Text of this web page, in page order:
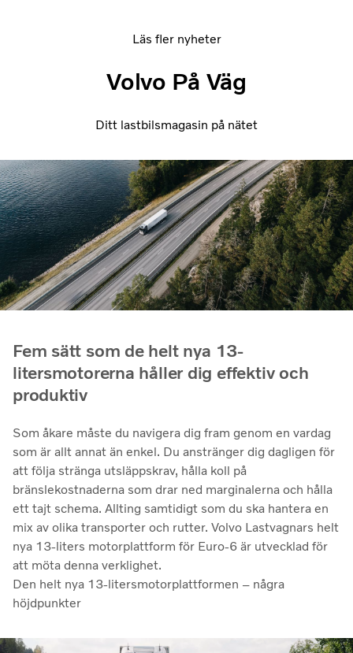
Läs fler nyheter
Volvo På Väg
Ditt lastbilsmagasin på nätet
Fem sätt som de helt nya 13-
litersmotorerna håller dig effektiv och
produktiv
Som åkare måste du navigera dig fram genom en vardag
som är allt annat än enkel. Du anstränger dig dagligen för
att följa stränga utsläppskrav, hålla koll på
bränslekostnaderna som drar ned marginalerna och hålla
ett tajt schema. Allting samtidigt som du ska hantera en
mix av olika transporter och rutter. Volvo Lastvagnars helt
nya 13-liters motorplattform för Euro-6 är utvecklad för
att möta denna verklighet.
Den helt nya 13-litersmotorplattformen – några
höjdpunkter